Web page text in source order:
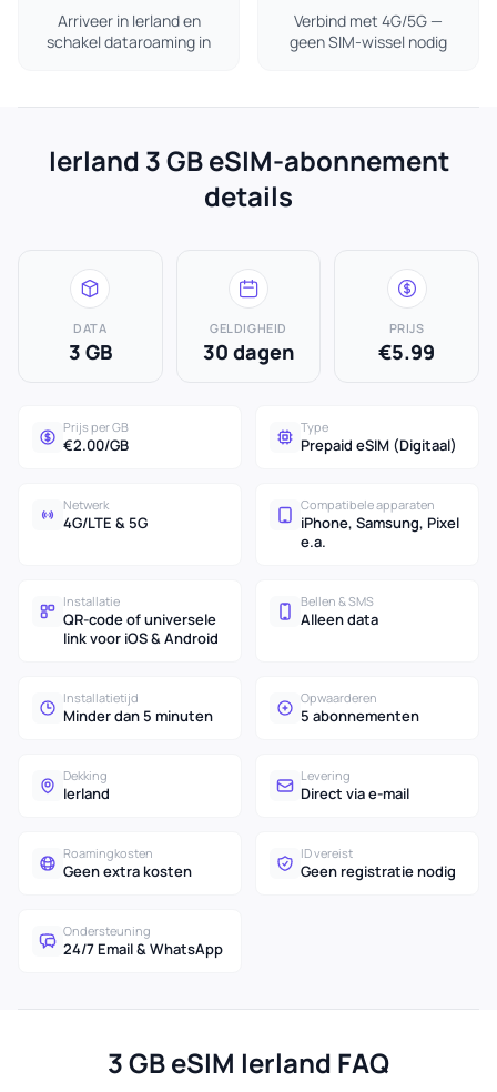
Arriveer in Ierland en
schakel dataroaming in
Verbind met 4G/5G —
geen SIM-wissel nodig
Ierland 3 GB eSIM-abonnement
details
DATA
3 GB
GELDIGHEID
30 dagen
PRIJS
€5.99
Prijs per GB
€2.00/GB
Type
Prepaid eSIM (Digitaal)
Netwerk
4G/LTE & 5G
Compatibele apparaten
iPhone, Samsung, Pixel
e.a.
Installatie
QR-code of universele
link voor iOS & Android
Bellen & SMS
Alleen data
Installatietijd
Minder dan 5 minuten
Opwaarderen
5 abonnementen
Dekking
Ierland
Levering
Direct via e-mail
Roamingkosten
Geen extra kosten
ID vereist
Geen registratie nodig
Ondersteuning
24/7 Email & WhatsApp
3 GB eSIM Ierland FAQ